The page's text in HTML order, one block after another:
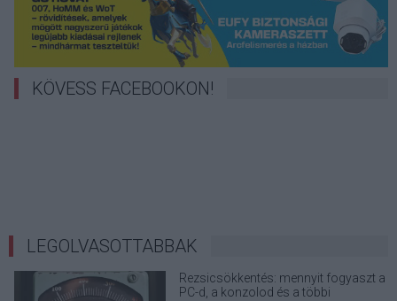
KÖVESS FACEBOOKON!
LEGOLVASOTTABBAK
Rezsicsökkentés: mennyit fogyaszt a
PC-d, a konzolod és a többi